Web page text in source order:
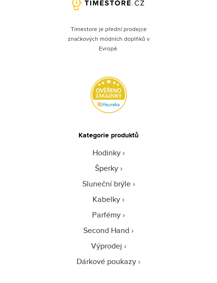
Timestore je přední prodejce
značkových módních doplňků v
Evropě.
Kategorie produktů
Hodinky
Šperky
Sluneční brýle
Kabelky
Parfémy
Second Hand
Výprodej
Dárkové poukazy